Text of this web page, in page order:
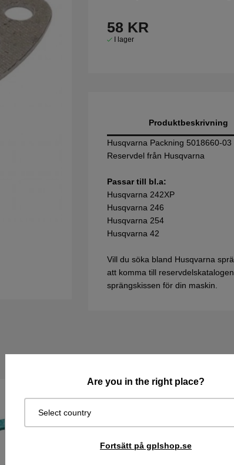
Are you in the right place?
Select country
Fortsätt på gplshop.se
58 KR
I lager
Produktbeskrivning
Husqvarna Packning 5018660-03
Reservdel från Husqvarna
Passar till bl.a:
Husqvarna 242XP
Husqvarna 246
Husqvarna 254
Husqvarna 42
Vill du söka bland Husqvarna
att komma till
sprängskissen för din maskin.